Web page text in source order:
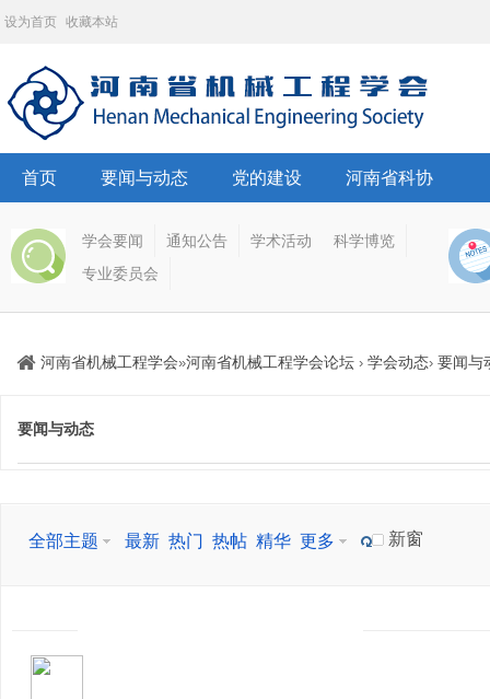
设为首页 收藏本站
首页 要闻与动态 党的建设 河南省科协
学会要闻 通知公告 学术活动
科学博览
专业委员会
河南省机械工程学会»河南省机械工程学会论坛 › 学会动态› 要闻与
要闻与动态
新窗
全部主题 最新 热门 热帖 精华 更多